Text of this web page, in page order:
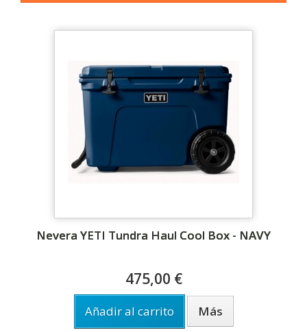
Nevera YETI Tundra Haul Cool Box - NAVY
475,00 €
Añadir al carrito Más